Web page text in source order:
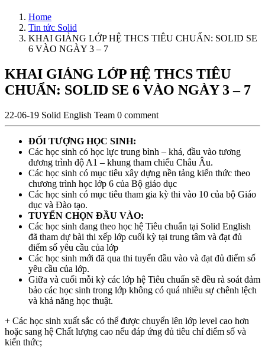
Home
Tin tức Solid
KHAI GIẢNG LỚP HỆ THCS TIÊU CHUẨN: SOLID SE
6 VÀO NGÀY 3 – 7
KHAI GIẢNG LỚP HỆ THCS TIÊU
CHUẨN: SOLID SE 6 VÀO NGÀY 3 – 7
22-06-19 Solid English Team 0 comment
ĐỐI TƯỢNG HỌC SINH:
Các học sinh có học lực trung bình – khá, đầu vào tương
đương trình độ A1 – khung tham chiếu Châu Âu.
Các học sinh có mục tiêu xây dựng nền tảng kiến thức theo
chương trình học lớp 6 của Bộ giáo dục
Các học sinh có mục tiêu tham gia kỳ thi vào 10 của bộ Giáo
dục và Đào tạo.
TUYỂN CHỌN ĐẦU VÀO:
Các học sinh đang theo học hệ Tiêu chuẩn tại Solid English
đã tham dự bài thi xếp lớp cuối kỳ tại trung tâm và đạt đủ
điểm số yêu cầu của lớp
Các học sinh mới đã qua thi tuyển đầu vào và đạt đủ điểm số
yêu cầu của lớp.
Giữa và cuối mỗi kỳ các lớp hệ Tiêu chuẩn sẽ đều rà soát đảm
bảo các học sinh trong lớp không có quá nhiều sự chênh lệch
và khả năng học thuật.
+ Các học sinh xuất sắc có thể được chuyển lên lớp level cao hơn
hoặc sang hệ Chất lượng cao nếu đáp ứng đủ tiêu chí điểm số và
kiến thức;